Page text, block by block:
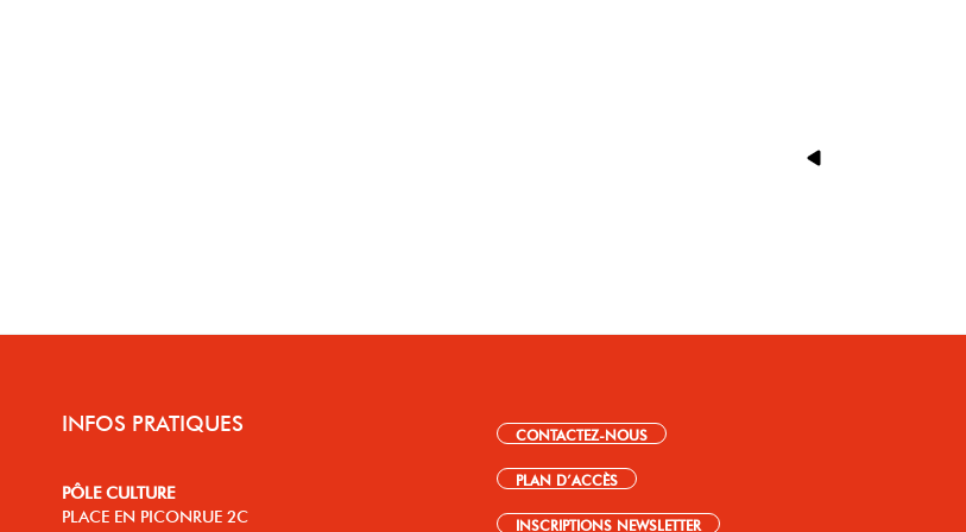
INFOS PRATIQUES
PÔLE CULTURE
PLACE EN PICONRUE 2C
CONTACTEZ-NOUS
PLAN D’ACCÈS
INSCRIPTIONS NEWSLETTER